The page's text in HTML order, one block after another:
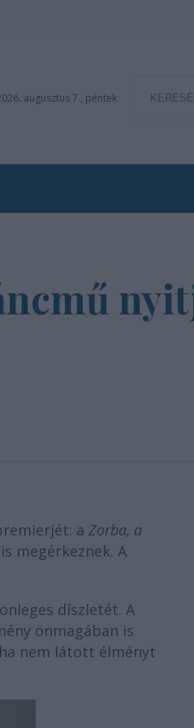
augusztus 7., péntek
a Zorba, a
megérkeznek. A
díszletét. A
önmagában is
nem látott élményt